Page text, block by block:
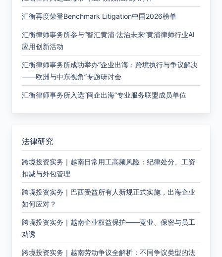
汇衡再度荣登Benchmark Litigation中国2026榜单
汇衡律师事务所参与“智汇黄浦·法治未来”黄浦律师行业AI
应用创新活动
汇衡律师事务所成功举办“企业出海：跨境执行与争议解决
——欧洲与中东视角”专题研讨会
汇衡律师事务所入选“闽企出海”专业服务联盟成员单位
法律研究
跨境投资实务｜越南日常用工高频风险：纪律处分、工资
扣减与外包管理
跨境投资实务｜巴西受益所有人新规正式实施，出海企业
如何应对？
跨境投资实务｜越南企业权益保护——竞业、保密与员工
劝诱
跨境投资实务｜越南劳动争议全解析：不同争议类型的法